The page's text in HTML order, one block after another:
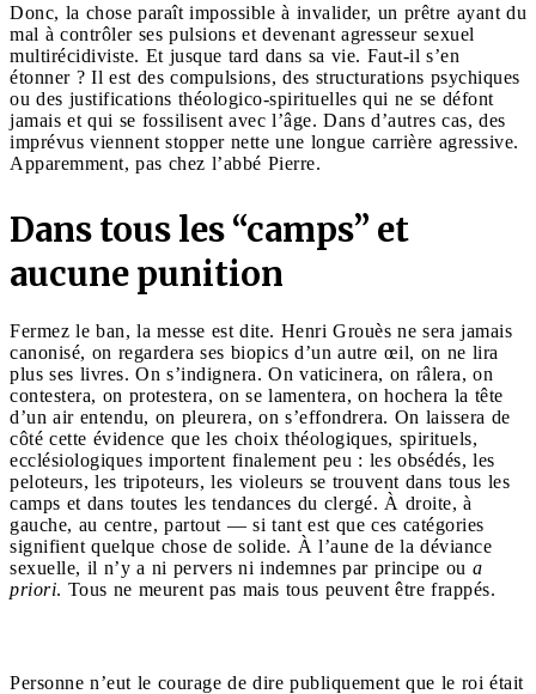
Donc, la chose paraît impossible à invalider, un prêtre ayant du
mal à contrôler ses pulsions et devenant agresseur sexuel
multirécidiviste. Et jusque tard dans sa vie. Faut-il s’en
étonner ? Il est des compulsions, des structurations psychiques
ou des justifications théologico-spirituelles qui ne se défont
jamais et qui se fossilisent avec l’âge. Dans d’autres cas, des
imprévus viennent stopper nette une longue carrière agressive.
Apparemment, pas chez l’abbé Pierre.
Dans tous les “camps” et
aucune punition
Fermez le ban, la messe est dite. Henri Grouès ne sera jamais
canonisé, on regardera ses biopics d’un autre œil, on ne lira
plus ses livres. On s’indignera. On vaticinera, on râlera, on
contestera, on protestera, on se lamentera, on hochera la tête
d’un air entendu, on pleurera, on s’effondrera. On laissera de
côté cette évidence que les choix théologiques, spirituels,
ecclésiologiques importent finalement peu : les obsédés, les
peloteurs, les tripoteurs, les violeurs se trouvent dans tous les
camps et dans toutes les tendances du clergé. À droite, à
gauche, au centre, partout — si tant est que ces catégories
signifient quelque chose de solide. À l’aune de la déviance
sexuelle, il n’y a ni pervers ni indemnes par principe ou a
priori. Tous ne meurent pas mais tous peuvent être frappés.
Personne n’eut le courage de dire publiquement que le roi était